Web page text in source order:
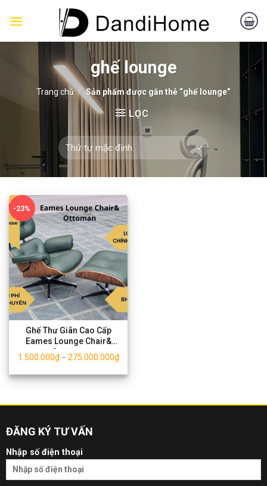
ghế lounge
Trang chủ / Sản phẩm được gắn thẻ “ghế lounge”
LỌC
-23%
Ghế Thư Giãn Cao Cấp
Eames Lounge Chair&
Ottoman
1.500.000₫– 275.000.000₫
ĐĂNG KÝ TƯ VẤN
Nhập số điện thoại